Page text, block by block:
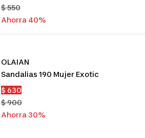
de
venta
Precio
normal
$ 550
Ahorra 40%
OLAIAN
Sandalias 190 Mujer Exotic
Precio
de
venta
$ 630
Precio
normal
$ 900
Ahorra 30%